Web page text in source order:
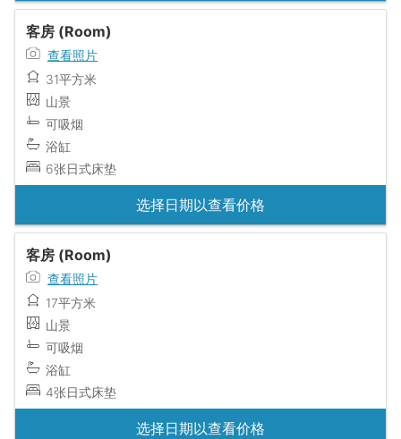
客房 (Room)
查看照片
31平方米
山景
可吸烟
浴缸
6张日式床垫
选择日期以查看价格
客房 (Room)
查看照片
17平方米
山景
可吸烟
浴缸
4张日式床垫
选择日期以查看价格